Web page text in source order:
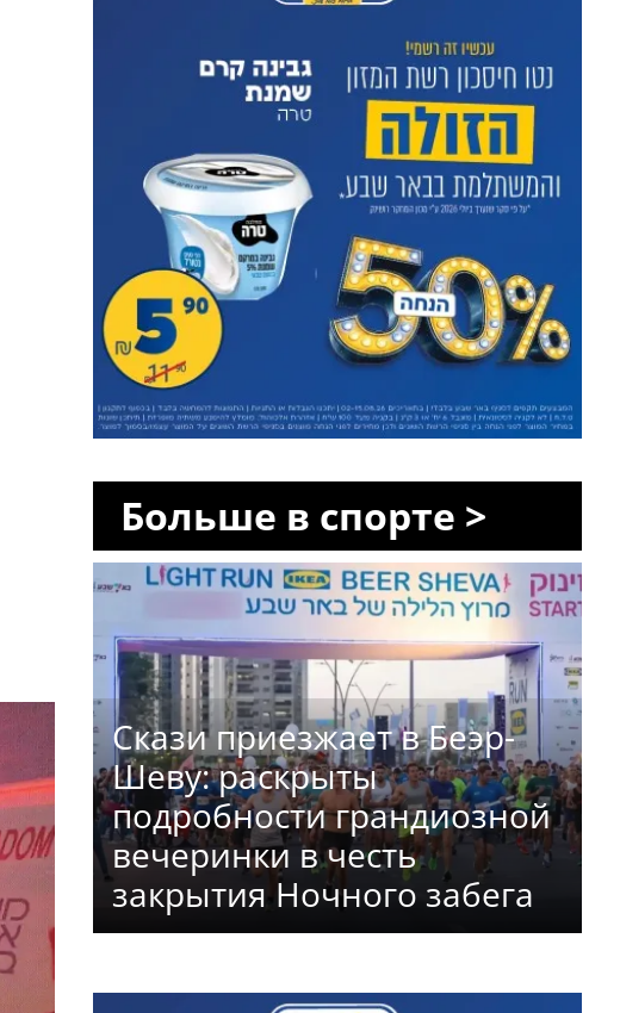
Больше в спорте >
Скази приезжает в Беэр-
Шеву: раскрыты
подробности грандиозной
вечеринки в честь
закрытия Ночного забега